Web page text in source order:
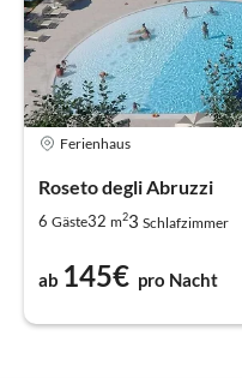
Ferienhaus
Roseto degli Abruzzi
6 Gäste32 m23 Schlafzimmer
ab 145€ pro Nacht